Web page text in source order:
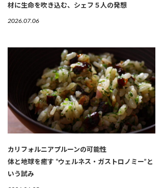
材に生命を吹き込む、シェフ５人の発想
2026.07.06
カリフォルニアプルーンの可能性
体と地球を癒す “ウェルネス・ガストロノミー”と
いう試み